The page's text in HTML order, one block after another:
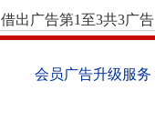
借出广告第1至3共3广告
会员广告升级服务